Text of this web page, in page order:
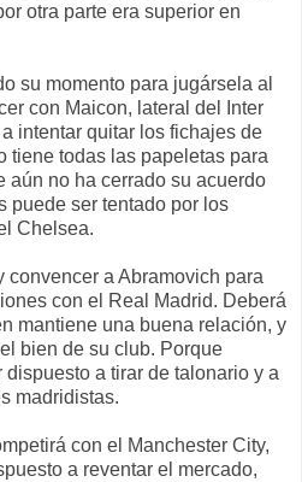
otra parte era superior en
su momento para jugársela al
con Maicon, lateral del Inter
intentar quitar los fichajes de
tiene todas las papeletas para
aún no ha cerrado su acuerdo
puede ser tentado por los
Chelsea.
convencer a Abramovich para
con el Real Madrid. Deberá
mantiene una buena relación, y
bien de su club. Porque
a tirar de talonario y a
madridistas.
con el Manchester City,
a reventar el mercado,